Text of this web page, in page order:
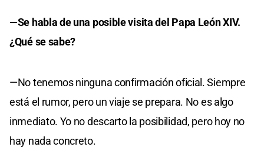
—Se habla de una posible visita del Papa León XIV.
¿Qué se sabe?
—No tenemos ninguna confirmación oficial. Siempre
está el rumor, pero un viaje se prepara. No es algo
inmediato. Yo no descarto la posibilidad, pero hoy no
hay nada concreto.